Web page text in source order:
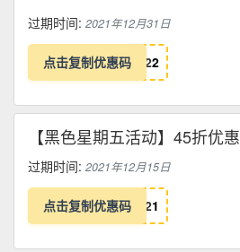
过期时间: 2021年12月31日
点击复制优惠码 22
【黑色星期五活动】45折优惠
过期时间: 2021年12月15日
点击复制优惠码 21